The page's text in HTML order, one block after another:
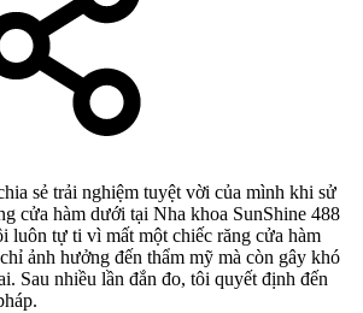
sẻ trải nghiệm tuyệt vời của mình khi sử
cửa hàm dưới tại Nha khoa SunShine 488
luôn tự ti vì mất một chiếc răng cửa hàm
ảnh hưởng đến thẩm mỹ mà còn gây khó
Sau nhiều lần đắn đo, tôi quyết định đến